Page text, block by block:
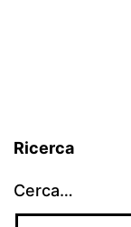
Ricerca
Cerca…